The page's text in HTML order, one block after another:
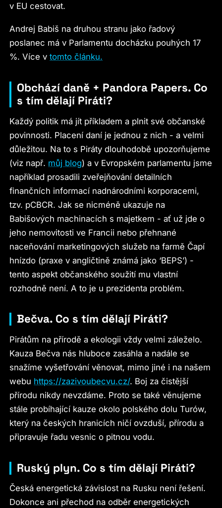
v EU cestovat.
Andrej Babiš na druhou stranu jako řadový
poslanec má v Parlamentu docházku pouhých 17
%. Více vtomto článku.
Obchází daně + Pandora Papers. Co
s tím dělají Piráti?
Každý politik má jít příkladem a plnit své občanské
povinnosti. Placení daní je jednou z nich - a velmi
důležitou. Na to s Piráty dlouhodobě upozorňujeme
(viz např. můj blog) a v Evropském parlamentu jsme
například prosadili zveřejňování detailních
finančních informací nadnárodními korporacemi,
tzv. pCBCR. Jak se nicméně ukazuje na
Babišových machinacích s majetkem - ať už jde o
jeho nemovitosti ve Francii nebo přehnané
naceňování marketingových služeb na farmě Čapí
hnízdo (praxe v angličtině známá jako ‘BEPS’) -
tento aspekt občanského soužití mu vlastní
rozhodně není. A to je u prezidenta problém.
Bečva. Co s tím dělají Piráti?
Pirátům na přírodě a ekologii vždy velmi záleželo.
Kauza Bečva nás hluboce zasáhla a nadále se
snažíme vyšetřování věnovat, mimo jiné i na našem
webu https://zazivoubecvu.cz/. Boj za čistější
přírodu nikdy nevzdáme. Proto se také věnujeme
stále probíhající kauze okolo polského dolu Turów,
který na českých hranicích ničí ovzduší, přírodu a
připravuje řadu vesnic o pitnou vodu.
Ruský plyn. Co s tím dělají Piráti?
Česká energetická závislost na Rusku není řešení.
Dokonce ani přechod na odběr energetických